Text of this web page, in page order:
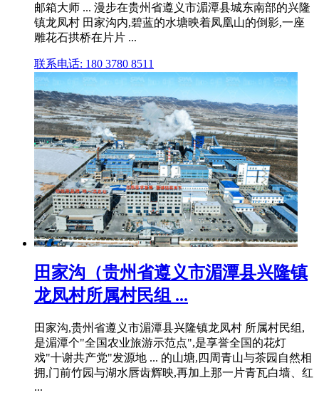
邮箱大师 ... 漫步在贵州省遵义市湄潭县城东南部的兴隆
镇龙凤村 田家沟内,碧蓝的水塘映着凤凰山的倒影,一座
雕花石拱桥在片片 ...
联系电话: 180 3780 8511
田家沟（贵州省遵义市湄潭县兴隆镇
龙凤村所属村民组 ...
田家沟,贵州省遵义市湄潭县兴隆镇龙凤村 所属村民组,
是湄潭个"全国农业旅游示范点",是享誉全国的花灯
戏"十谢共产党"发源地 ... 的山塘,四周青山与茶园自然相
拥,门前竹园与湖水唇齿辉映,再加上那一片青瓦白墙、红
...